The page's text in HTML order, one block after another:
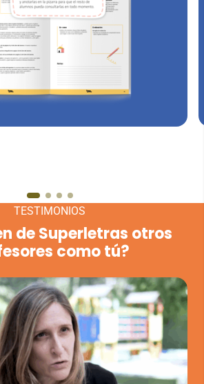
TESTIMONIOS
de Superletras otros
como tú?